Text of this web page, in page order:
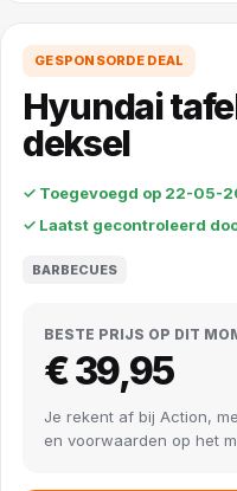
GESPONSORDE DEAL
Hyundai
deksel
✓ Toegevoegd op 22-05-
✓ Laatst gecontroleerd
BARBECUES
BESTE PRIJS OP DIT
€ 39,95
Je rekent af bij Action,
en voorwaarden op het